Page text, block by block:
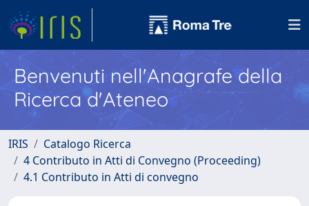
Benvenuti nell'Anagrafe della
Ricerca d'Ateneo
IRIS
Catalogo Ricerca
4 Contributo in Atti di Convegno (Proceeding)
4.1 Contributo in Atti di convegno